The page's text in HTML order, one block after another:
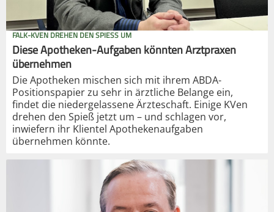
FALK-KVEN DREHEN DEN SPIESS UM
Diese Apotheken-Aufgaben könnten Arztpraxen
übernehmen
Die Apotheken mischen sich mit ihrem ABDA-
Positionspapier zu sehr in ärztliche Belange ein,
findet die niedergelassene Ärzteschaft. Einige KVen
drehen den Spieß jetzt um – und schlagen vor,
inwiefern ihr Klientel Apothekenaufgaben
übernehmen könnte.